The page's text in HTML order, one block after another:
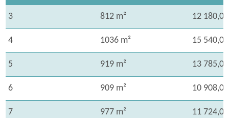
3 812 m² 12
4 1036 m² 15
5 919 m² 13
6 909 m² 10
7 977 m² 11